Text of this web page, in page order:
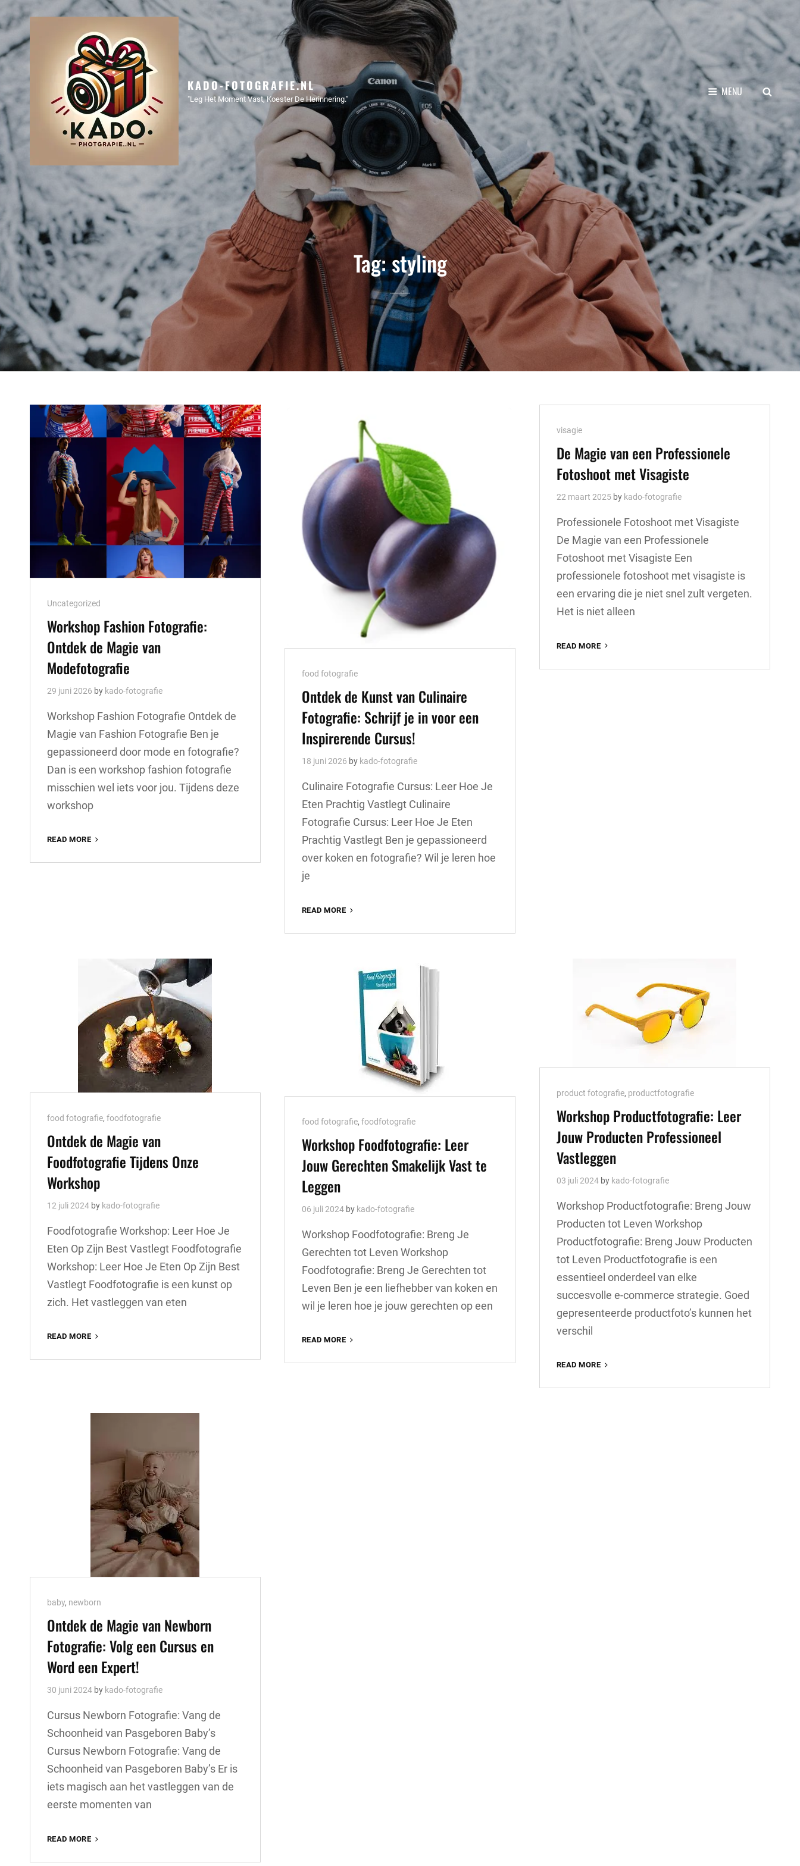
KADO-FOTOGRAFIE.NL
"Leg Het Moment Vast, Koester De Herinnering."
MENU SEARCH
Tag:styling
Cat
Links
Uncategorized
Workshop Fashion Fotografie:
Ontdek de Magie van
Modefotografie
29 juni 2026 by kado-fotografie
Workshop Fashion Fotografie Ontdek de
Magie van Fashion Fotografie Ben je
gepassioneerd door mode en fotografie?
Dan is een workshop fashion fotografie
misschien wel iets voor jou. Tijdens deze
workshop
READ MORE
FOTOGRAFIE:
Cat
Links
food fotografie
Ontdek de Kunst van Culinaire
Fotografie: Schrijf je in voor een
Inspirerende Cursus!
18 juni 2026 by kado-fotografie
Culinaire Fotografie Cursus: Leer Hoe Je
Eten Prachtig Vastlegt Culinaire
Fotografie Cursus: Leer Hoe Je Eten
Prachtig Vastlegt Ben je gepassioneerd
over koken en fotografie? Wil je leren hoe
je
READ MORE
KUNST
FOTOGRAFIE:
SCHRIJF
JE
IN
VOOR
EEN
INSPIRERENDE
CURSUS!
Cat
Links
visagie
De Magie van een Professionele
Fotoshoot met Visagiste
22 maart 2025 by kado-fotografie
Professionele Fotoshoot met Visagiste
De Magie van een Professionele
Fotoshoot met Visagiste Een
professionele fotoshoot met visagiste is
een ervaring die je niet snel zult vergeten.
Het is niet alleen
READ MORE
VAN
Cat
Links
food fotografie, foodfotografie
Ontdek de Magie van
Foodfotografie Tijdens Onze
Workshop
12 juli 2024 by kado-fotografie
Foodfotografie Workshop: Leer Hoe Je
Eten Op Zijn Best Vastlegt Foodfotografie
Workshop: Leer Hoe Je Eten Op Zijn Best
Vastlegt Foodfotografie is een kunst op
zich. Het vastleggen van eten
READ MORE
MAGIE
Cat
Links
food fotografie, foodfotografie
Workshop Foodfotografie: Leer
Jouw Gerechten Smakelijk Vast te
Leggen
06 juli 2024 by kado-fotografie
Workshop Foodfotografie: Breng Je
Gerechten tot Leven Workshop
Foodfotografie: Breng Je Gerechten tot
Leven Ben je een liefhebber van koken en
wil je leren hoe je jouw gerechten op een
READ MORE
LEER
Cat
Links
product fotografie, productfotografie
Workshop Productfotografie: Leer
Jouw Producten Professioneel
Vastleggen
03 juli 2024 by kado-fotografie
Workshop Productfotografie: Breng Jouw
Producten tot Leven Workshop
Productfotografie: Breng Jouw Producten
tot Leven Productfotografie is een
essentieel onderdeel van elke
succesvolle e-commerce strategie. Goed
gepresenteerde productfoto’s kunnen het
verschil
READ MORE
LEER
Cat
Links
baby, newborn
Ontdek de Magie van Newborn
Fotografie: Volg een Cursus en
Word een Expert!
30 juni 2024 by kado-fotografie
Cursus Newborn Fotografie: Vang de
Schoonheid van Pasgeboren Baby’s
Cursus Newborn Fotografie: Vang de
Schoonheid van Pasgeboren Baby’s Er is
iets magisch aan het vastleggen van de
eerste momenten van
READ MORE
MAGIE